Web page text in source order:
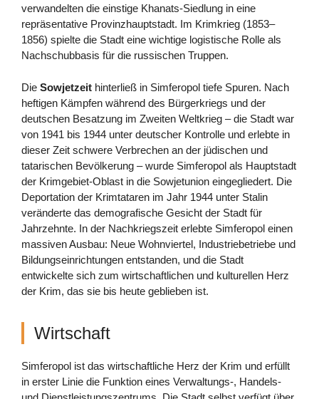
verwandelten die einstige Khanats-Siedlung in eine
repräsentative Provinzhauptstadt. Im Krimkrieg (1853–
1856) spielte die Stadt eine wichtige logistische Rolle als
Nachschubbasis für die russischen Truppen.
Die Sowjetzeit hinterließ in Simferopol tiefe Spuren. Nach
heftigen Kämpfen während des Bürgerkriegs und der
deutschen Besatzung im Zweiten Weltkrieg – die Stadt war
von 1941 bis 1944 unter deutscher Kontrolle und erlebte in
dieser Zeit schwere Verbrechen an der jüdischen und
tatarischen Bevölkerung – wurde Simferopol als Hauptstadt
der Krimgebiet-Oblast in die Sowjetunion eingegliedert. Die
Deportation der Krimtataren im Jahr 1944 unter Stalin
veränderte das demografische Gesicht der Stadt für
Jahrzehnte. In der Nachkriegszeit erlebte Simferopol einen
massiven Ausbau: Neue Wohnviertel, Industriebetriebe und
Bildungseinrichtungen entstanden, und die Stadt
entwickelte sich zum wirtschaftlichen und kulturellen Herz
der Krim, das sie bis heute geblieben ist.
Wirtschaft
Simferopol ist das wirtschaftliche Herz der Krim und erfüllt
in erster Linie die Funktion eines Verwaltungs-, Handels-